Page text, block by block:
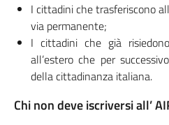
I cittadini che trasferiscono
via permanente;
I cittadini che già
all’estero che per
della cittadinanza italiana.
Chi non deve iscriversi all’